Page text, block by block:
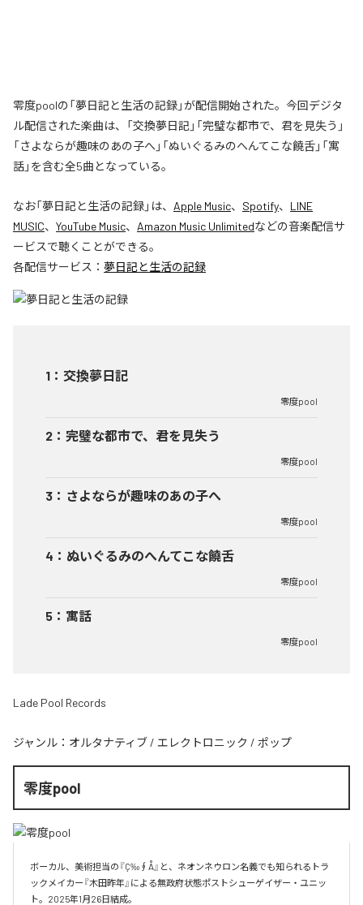
零度poolの「夢日記と生活の記録」が配信開始された。今回デジタ
ル配信された楽曲は、「交換夢日記」「完璧な都市で、君を見失う」
「さよならが趣味のあの子へ」「ぬいぐるみのへんてこな饒舌」「寓
話」を含む全5曲となっている。
なお「夢日記と生活の記録」は、 Apple Music、 Spotify、 LINE
MUSIC、 YouTube Music、 Amazon Music Unlimitedなどの音楽配信サ
ービスで聴くことができる。
各配信サービス： 夢日記と生活の記録
1 ： 交換夢日記
零度pool
2 ： 完璧な都市で、君を見失う
零度pool
3 ： さよならが趣味のあの子へ
零度pool
4 ： ぬいぐるみのへんてこな饒舌
零度pool
5 ： 寓話
零度pool
Lade Pool Records
ジャンル： オルタナティブ / エレクトロニック / ポップ
零度pool
ボーカル、美術担当の『Ç‰∮Å』と、ネオンネウロン名義でも知られるトラ
ックメイカー『木田昨年』による無政府状態ポストシューゲイザー・ユニッ
ト。2025年1月26日結成。